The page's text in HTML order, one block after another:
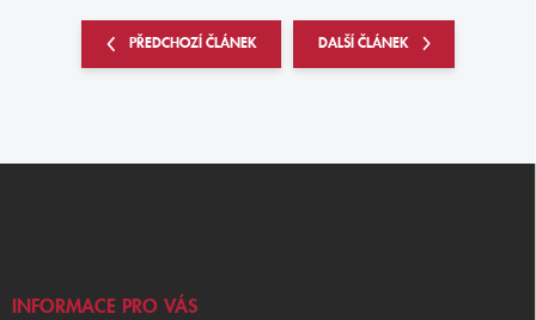
PŘEDCHOZÍ ČLÁNEK DALŠÍ ČLÁNEK
INFORMACE PRO VÁS